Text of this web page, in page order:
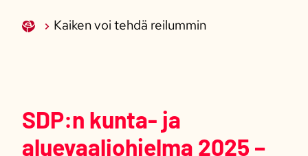
Kaiken voi tehdä reilummin
SDP:n kunta- ja
aluevaaliohjelma 2025 –